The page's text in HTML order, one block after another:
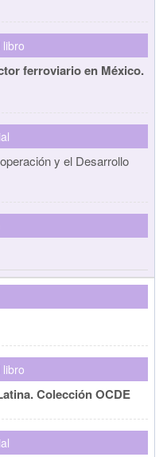
ferroviario en México.
y el Desarrollo
Colección OCDE